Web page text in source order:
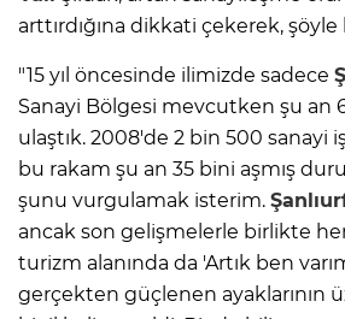
arttırdığına dikkati çekerek,
"15 yıl öncesinde ilimizde sadece
Sanayi Bölgesi mevcutken şu an
ulaştık. 2008'de 2 bin 500 sanayi
bu rakam şu an 35 bini aşmış
şunu vurgulamak isterim.
ancak son gelişmelerle birlikte
turizm alanında da 'Artık ben
gerçekten güçlenen ayaklarının